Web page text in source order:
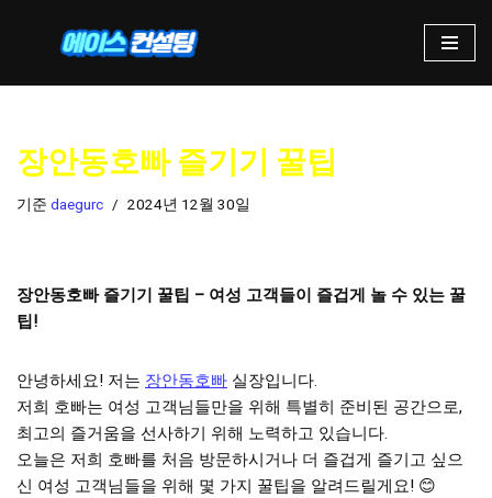
텐
건
뛰
장안동호빠 즐기기 꿀팁
기준 daegurc 2024년 12월 30일
장안동호빠 즐기기 꿀팁 – 여성 고객들이 즐겁게 놀 수 있는 꿀
팁!
안녕하세요! 저는 장안동호빠 실장입니다.
저희 호빠는 여성 고객님들만을 위해 특별히 준비된 공간으로,
최고의 즐거움을 선사하기 위해 노력하고 있습니다.
오늘은 저희 호빠를 처음 방문하시거나 더 즐겁게 즐기고 싶으
신 여성 고객님들을 위해 몇 가지 꿀팁을 알려드릴게요! 😊